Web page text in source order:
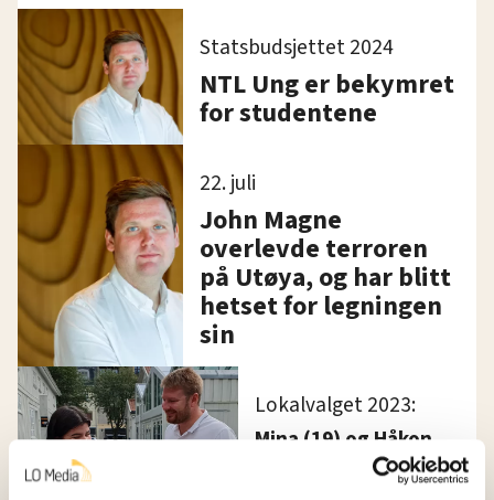
Statsbudsjettet 2024
NTL Ung er bekymret
for studentene
22. juli
John Magne
overlevde terroren
på Utøya, og har blitt
hetset for legningen
sin
Lokalvalget 2023:
Mina (19) og Håkon
(31) kjemper om å bli
en av landets yngste